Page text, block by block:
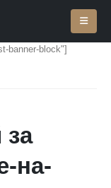
banner-block"]
за
на-